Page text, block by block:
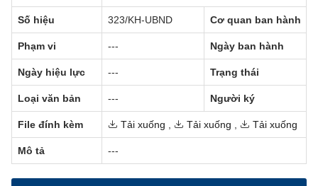
Số hiệu 323/KH-UBND Cơ quan ban hành
Phạm vi --- Ngày ban hành
Ngày hiệu lực --- Trạng thái
Loại văn bản --- Người ký
File đính kèm Tải xuống Tải xuống Tải xuống
Mô tả ---